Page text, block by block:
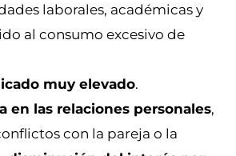
laborales, académicas y
al consumo excesivo de
muy elevado.
en las relaciones personales,
con la pareja o la